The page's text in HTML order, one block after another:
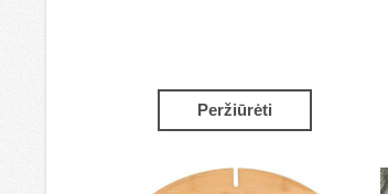
Peržiūrėti